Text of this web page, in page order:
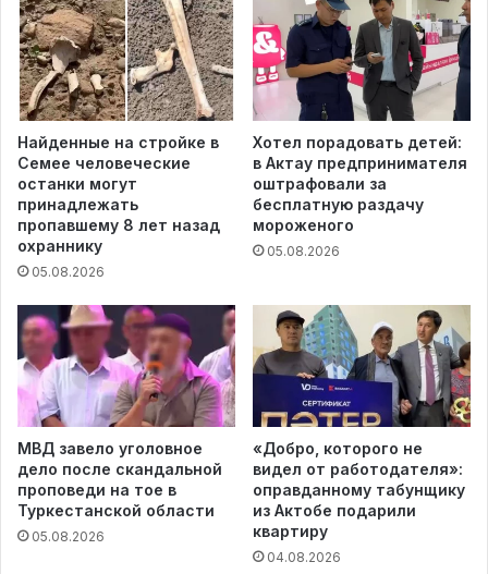
Найденные на стройке в
Семее человеческие
останки могут
принадлежать
пропавшему 8 лет назад
охраннику
05.08.2026
Хотел порадовать детей:
в Актау предпринимателя
оштрафовали за
бесплатную раздачу
мороженого
05.08.2026
МВД завело уголовное
дело после скандальной
проповеди на тое в
Туркестанской области
05.08.2026
«Добро, которого не
видел от работодателя»:
оправданному табунщику
из Актобе подарили
квартиру
04.08.2026